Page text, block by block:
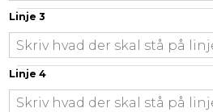
Linje 3
Linje 4